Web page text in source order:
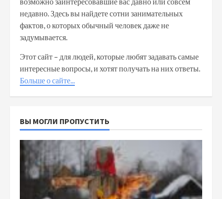
недавно. Здесь вы найдете сотни занимательных
фактов, о которых обычный человек даже не
задумывается.
Этот сайт – для людей, которые любят задавать самые
интересные вопросы, и хотят получать на них ответы.
Больше о сайте...
ВЫ МОГЛИ ПРОПУСТИТЬ